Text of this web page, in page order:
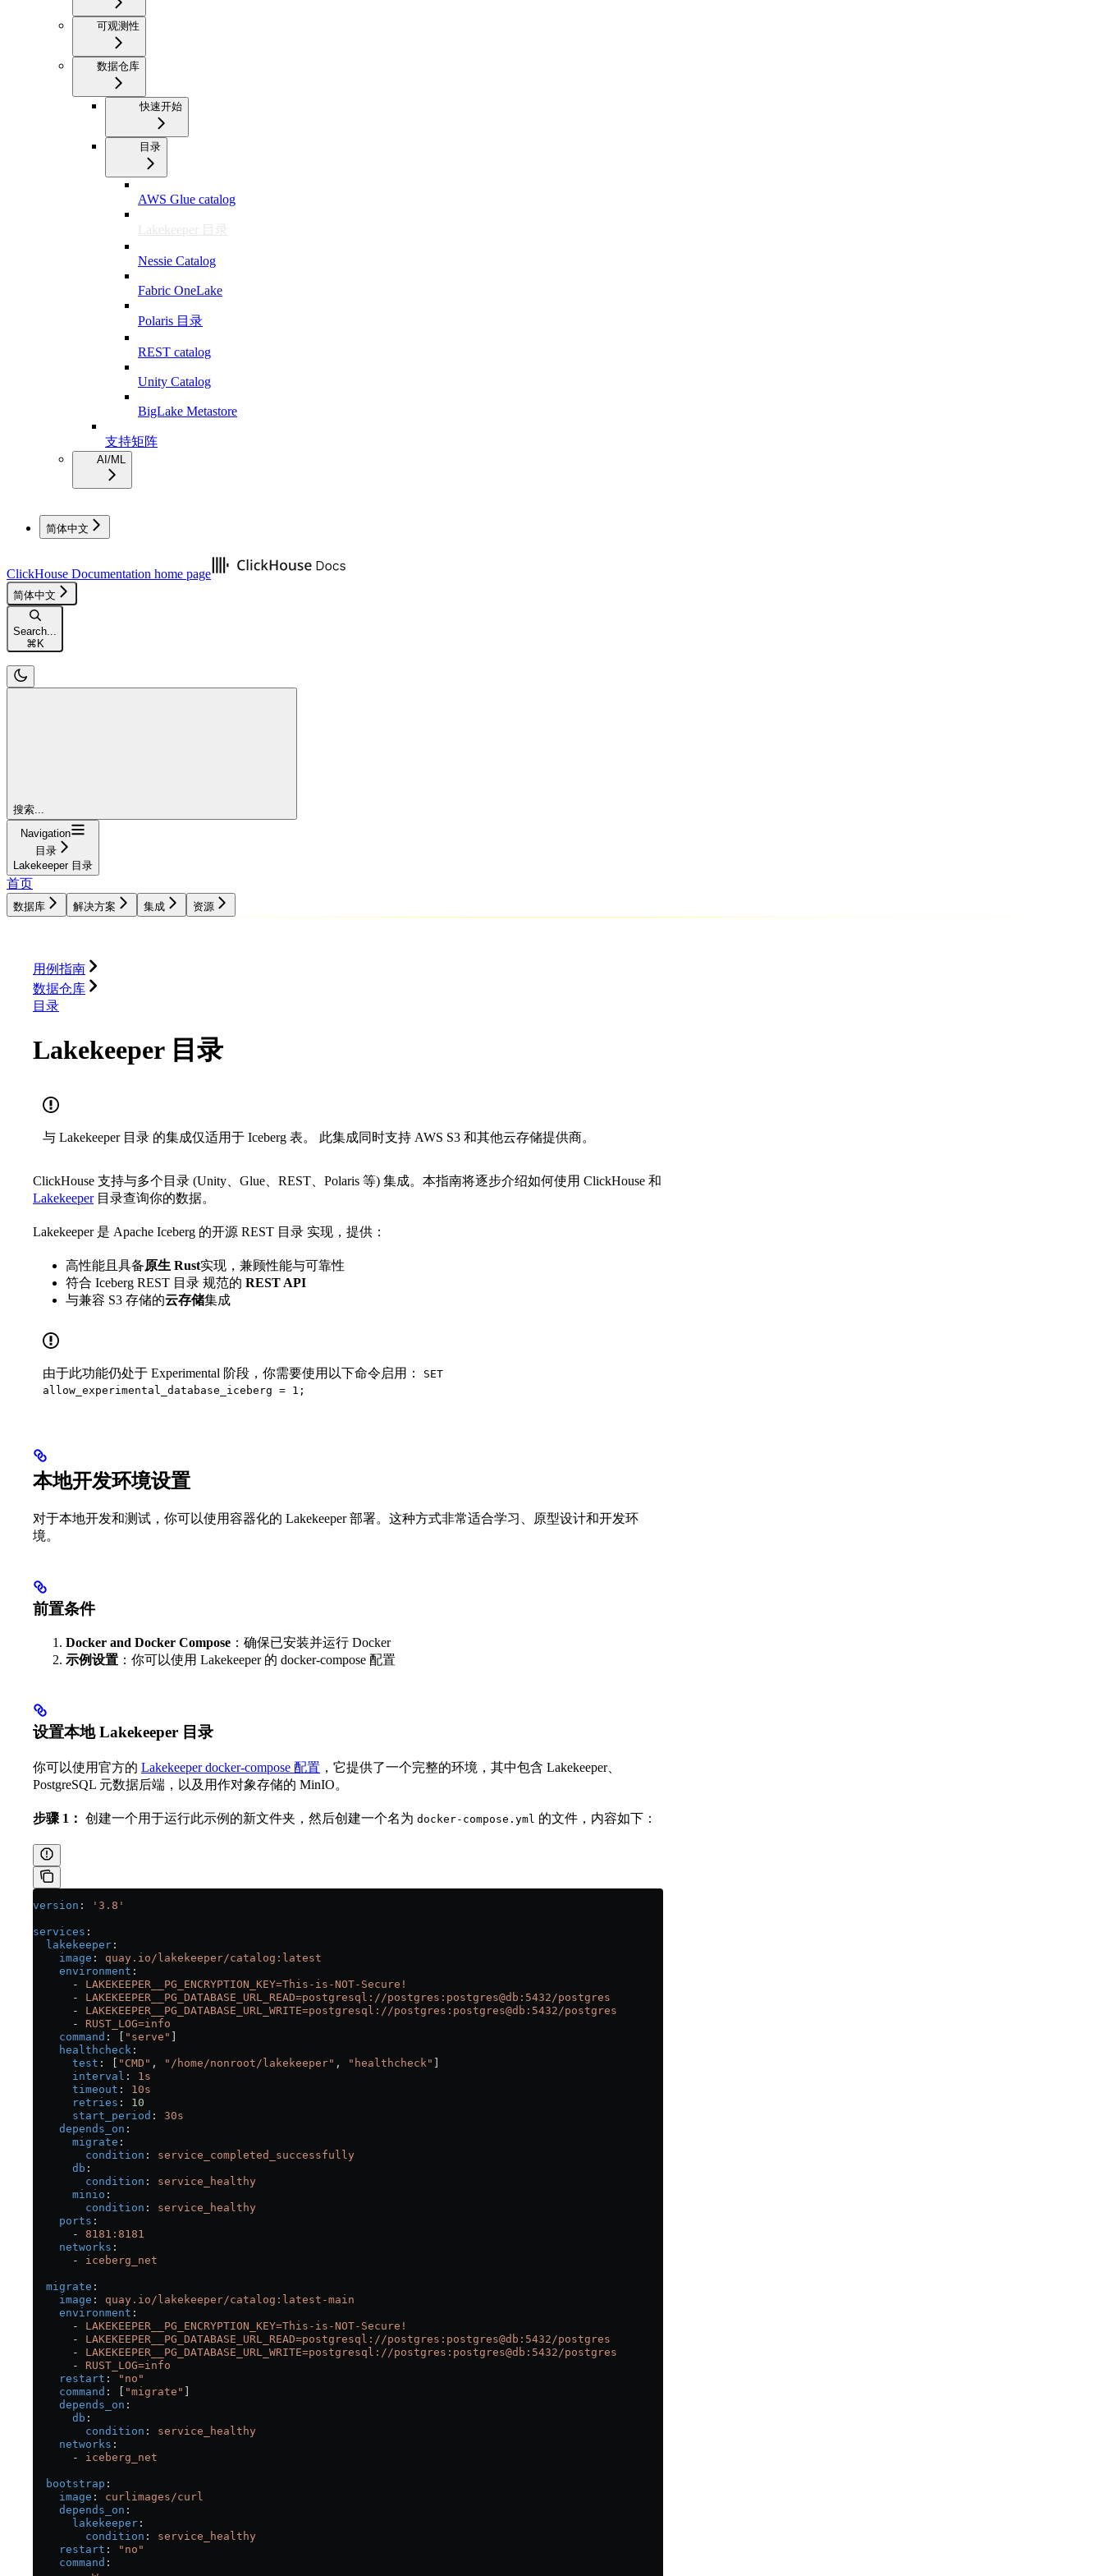
可观测性
数据仓库
快速开始
目录
AWS Glue catalog
Lakekeeper 目录
Nessie Catalog
Fabric OneLake
Polaris 目录
REST catalog
Unity Catalog
BigLake Metastore
支持矩阵
AI/ML
简体中文
ClickHouse Documentation home page
简体中文
Search...
⌘ K
搜索...
Navigation
目录
Lakekeeper 目录
首页
数据库 解决方案 集成 资源
用例指南
数据仓库
目录
Lakekeeper 目录
与 Lakekeeper 目录 的集成仅适用于 Iceberg 表。 此集成同时支持 AWS S3 和其他云存储提供商。
ClickHouse 支持与多个目录 (Unity、Glue、REST、Polaris 等) 集成。本指南将逐步介绍如何使用 ClickHouse 和
Lakekeeper目录查询你的数据。
Lakekeeper 是 Apache Iceberg 的开源 REST 目录 实现，提供：
高性能且具备原生 Rust实现，兼顾性能与可靠性
符合 Iceberg REST 目录 规范的 REST API
与兼容 S3 存储的云存储集成
由于此功能仍处于 Experimental 阶段，你需要使用以下命令启用：
SET
allow_experimental_database_iceberg = 1;
本地开发环境设置
对于本地开发和测试，你可以使用容器化的 Lakekeeper 部署。这种方式非常适合学习、原型设计和开发环
境。
前置条件
Docker and Docker Compose ：确保已安装并运行 Docker
示例设置 ：你可以使用 Lakekeeper 的 docker-compose 配置
设置本地 Lakekeeper 目录
你可以使用官方的 Lakekeeper docker-compose 配置 ，它提供了一个完整的环境，其中包含 Lakekeeper、
PostgreSQL 元数据后端，以及用作对象存储的 MinIO。
步骤 1： 创建一个用于运行此示例的新文件夹，然后创建一个名为 docker-compose.yml 的文件，内容如下：
version : '3.8'
services :
  lakekeeper
:
    image
: quay.io/lakekeeper/catalog:latest
    environment
:
      -
LAKEKEEPER__PG_ENCRYPTION_KEY=This-is-NOT-Secure!
      -
LAKEKEEPER__PG_DATABASE_URL_READ=postgresql://postgres:postgres@db:5432/postgres
      -
LAKEKEEPER__PG_DATABASE_URL_WRITE=postgresql://postgres:postgres@db:5432/postgres
      -
RUST_LOG=info
    command
: [ "serve"
    healthcheck
:
      test
: [ "CMD" , "/home/nonroot/lakekeeper" , "healthcheck"
      interval
: 1s
      timeout
: 10s
      retries
: 10
      start_period
: 30s
    depends_on
:
      migrate
:
        condition
: service_completed_successfully
      db
:
        condition
: service_healthy
      minio
:
        condition
: service_healthy
    ports
:
      -
8181:8181
    networks
:
      -
iceberg_net
  migrate
:
    image
: quay.io/lakekeeper/catalog:latest-main
    environment
:
      -
LAKEKEEPER__PG_ENCRYPTION_KEY=This-is-NOT-Secure!
      -
LAKEKEEPER__PG_DATABASE_URL_READ=postgresql://postgres:postgres@db:5432/postgres
      -
LAKEKEEPER__PG_DATABASE_URL_WRITE=postgresql://postgres:postgres@db:5432/postgres
      -
RUST_LOG=info
    restart
:
"no"
    command
: [ "migrate"
    depends_on
:
      db
:
        condition
: service_healthy
    networks
:
      -
iceberg_net
  bootstrap
:
    image
: curlimages/curl
    depends_on
:
      lakekeeper
:
        condition
: service_healthy
    restart
:
"no"
    command
: